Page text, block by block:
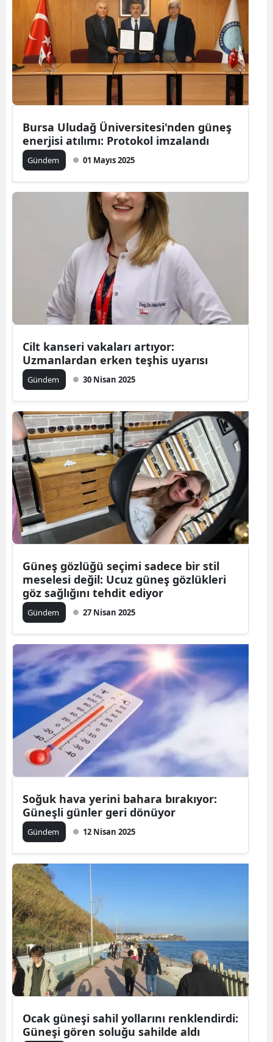
Bursa Uludağ Üniversitesi'nden güneş
enerjisi atılımı: Protokol imzalandı
Gündem 01 Mayıs 2025
Cilt kanseri vakaları artıyor:
Uzmanlardan erken teşhis uyarısı
Gündem 30 Nisan 2025
Güneş gözlüğü seçimi sadece bir stil
meselesi değil: Ucuz güneş gözlükleri
göz sağlığını tehdit ediyor
Gündem 27 Nisan 2025
Soğuk hava yerini bahara bırakıyor:
Güneşli günler geri dönüyor
Gündem 12 Nisan 2025
Ocak güneşi sahil yollarını renklendirdi:
Güneşi gören soluğu sahilde aldı